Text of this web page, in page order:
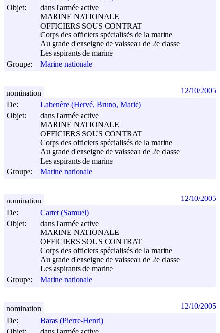
Objet:
dans l'armée active
MARINE NATIONALE
OFFICIERS SOUS CONTRAT
Corps des officiers spécialisés de la marine
Au grade d'enseigne de vaisseau de 2e classe
Les aspirants de marine
Groupe:
Marine nationale
De:
Labenère (Hervé, Bruno, Marie)
Objet:
dans l'armée active
MARINE NATIONALE
OFFICIERS SOUS CONTRAT
Corps des officiers spécialisés de la marine
Au grade d'enseigne de vaisseau de 2e classe
Les aspirants de marine
Groupe:
Marine nationale
nomination 12/10/2005
De:
Cartet (Samuel)
Objet:
dans l'armée active
MARINE NATIONALE
OFFICIERS SOUS CONTRAT
Corps des officiers spécialisés de la marine
Au grade d'enseigne de vaisseau de 2e classe
Les aspirants de marine
Groupe:
Marine nationale
nomination 12/10/2005
De:
Baras (Pierre-Henri)
Objet:
nomination 12/10/2005